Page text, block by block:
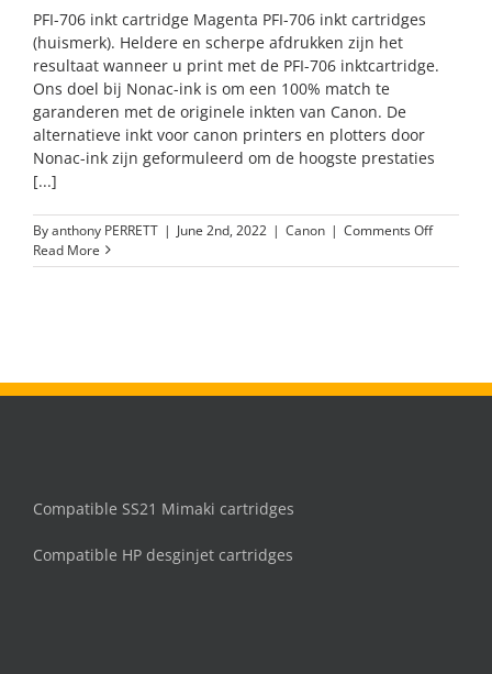
PFI-706 inkt cartridge Magenta PFI-706 inkt cartridges
(huismerk). Heldere en scherpe afdrukken zijn het
resultaat wanneer u print met de PFI-706 inktcartridge.
Ons doel bij Nonac-ink is om een 100% match te
garanderen met de originele inkten van Canon. De
alternatieve inkt voor canon printers en plotters door
Nonac-ink zijn geformuleerd om de hoogste prestaties
[...]
Byanthony PERRETT | June 2nd, 2022 | Canon | Comments Offon
706
Read More
Compatible SS21 Mimaki cartridges
Compatible HP desginjet cartridges